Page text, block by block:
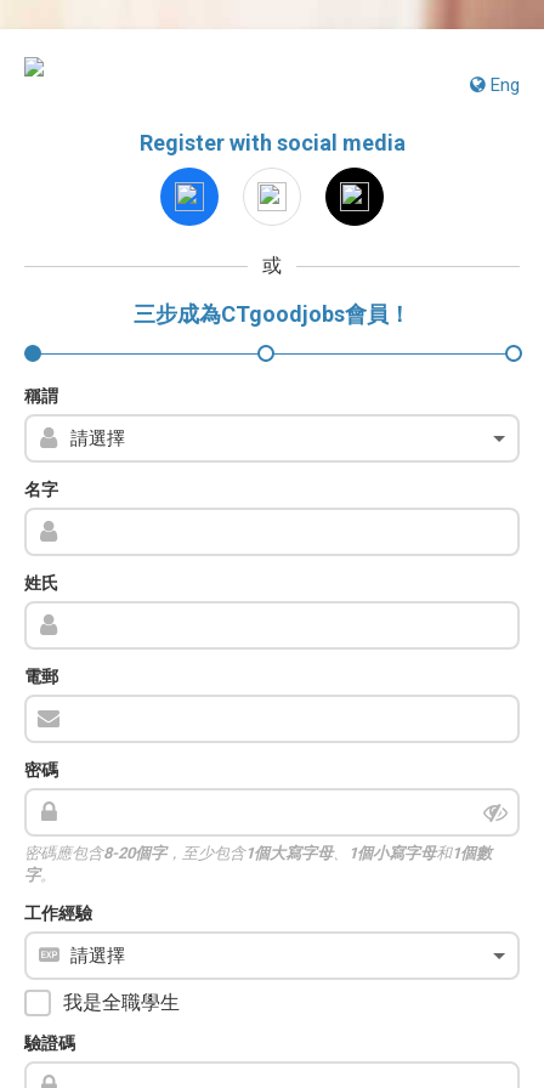
Eng
Register with social media
或
三步成為CTgoodjobs會員！
稱謂
名字
姓氏
電郵
密碼
密碼應包含8-20個字，至少包含1個大寫字母、 1個小寫字母和1個數
字。
工作經驗
我是全職學生
驗證碼